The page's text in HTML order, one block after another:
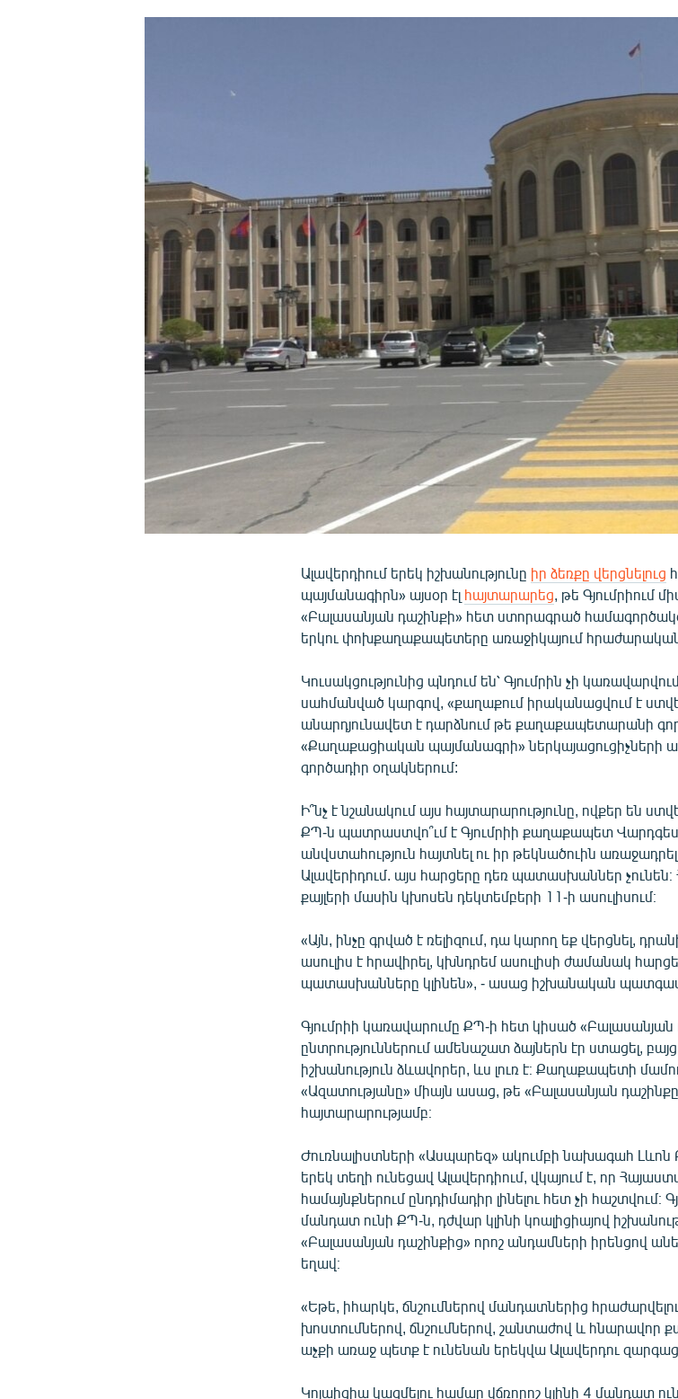
ՁԳՏԵԼՈՎ ԼԱՎԱԳՈՒՅՆԻՆ
Ալավերդիում երեկ իշխանությունը իր ձեռքը վերցնելուց
պայմանագիրն» այսօր էլ հայտարարեց, թե Գյումրիում
«Բալասանյան դաշինքի» հետ ստորագրած
երկու փոխքաղաքապետերը առաջիկայում
Կուսակցությունից պնդում են՝ Գյումրին չի
սահմանված կարգով, «քաղաքում իրականացվում է
անարդյունավետ է դարձնում թե քաղաքապետարանի
«Քաղաքացիական պայմանագրի»
գործադիր օղակներում:
Ի՞նչ է նշանակում այս հայտարարությունը, ովքեր են
ՔՊ-ն պատրաստվո՞ւմ է Գյումրիի քաղաքապետ
անվստահություն հայտնել ու իր թեկնածուին
Ալավերիդում. այս հարցերը դեռ պատասխաններ
քայլերի մասին կխոսեն դեկտեմբերի 11-ի ասուլիսում։
«Այն, ինչը գրված է ռելիզում, դա կարող եք վերցնել,
ասուլիս է հրավիրել, կխնդրեմ ասուլիսի ժամանակ
պատասխանները կլինեն», - ասաց իշխանական
Գյումրիի կառավարումը ՔՊ-ի հետ կիսած «Բալասանյան
ընտրություններում ամենաշատ ձայներն էր ստացել,
իշխանություն ձևավորեր, ևս լուռ է։ Քաղաքապետի
«Ազատությանը» միայն ասաց, թե «Բալասանյան
հայտարարությամբ։
Ժուռնալիստների «Ասպարեզ» ակումբի նախագահ Լևոն
երեկ տեղի ունեցավ Ալավերդիում, վկայում է, որ
համայնքներում ընդդիմադիր լինելու հետ չի հաշտվում։
մանդատ ունի ՔՊ-ն, դժվար կլինի կոալիցիայով
«Բալասանյան դաշինքից» որոշ անդամների իրենցով
եղավ։
«Եթե, իհարկե, ճնշումներով մանդատներից
խոստումներով, ճնշումներով, շանտաժով և հնարավոր
աչքի առաջ պետք է ունենան երեկվա Ալավերդու
Կոլաիցիա կազմելու համար վճռորոշ կլինի 4 մանդատ